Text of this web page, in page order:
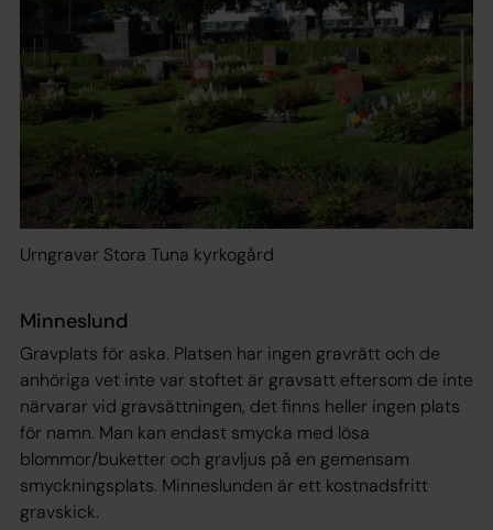
Urngravar Stora Tuna kyrkogård
Minneslund
Gravplats för aska. Platsen har ingen gravrätt och de
anhöriga vet inte var stoftet är gravsatt eftersom de inte
närvarar vid gravsättningen, det finns heller ingen plats
för namn. Man kan endast smycka med lösa
blommor/buketter och gravljus på en gemensam
smyckningsplats. Minneslunden är ett kostnadsfritt
gravskick.